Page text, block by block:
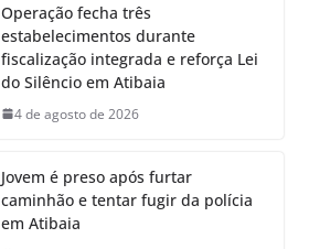
Operação fecha três
estabelecimentos durante
fiscalização integrada e reforça Lei
do Silêncio em Atibaia
4 de agosto de 2026
Jovem é preso após furtar
caminhão e tentar fugir da polícia
em Atibaia